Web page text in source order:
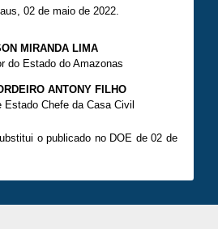
02 de maio de 2022.
MIRANDA LIMA
do Estado do Amazonas
ANTONY FILHO
Estado Chefe da Casa Civil
o publicado no DOE de 02 de